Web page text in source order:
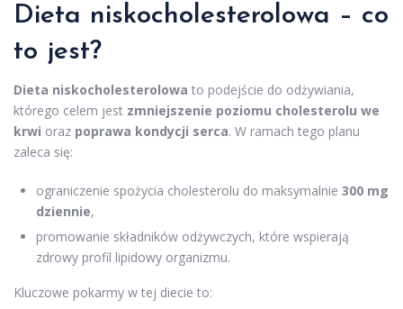
Dieta niskocholesterolowa – co
to jest?
Dieta niskocholesterolowa to podejście do odżywiania,
którego celem jest zmniejszenie poziomu cholesterolu we
krwi oraz poprawa kondycji serca. W ramach tego planu
zaleca się:
ograniczenie spożycia cholesterolu do maksymalnie 300 mg
dziennie,
promowanie składników odżywczych, które wspierają
zdrowy profil lipidowy organizmu.
Kluczowe pokarmy w tej diecie to: